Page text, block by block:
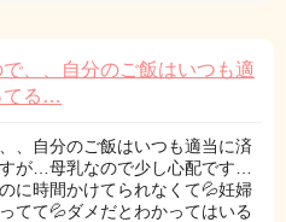
、、自分のご飯はいつも適
てる…
、自分のご飯はいつも適当に済
が…母乳なので少し心配です…
に時間かけてられなくて💦妊婦
てて💦ダメだとわかってはいる